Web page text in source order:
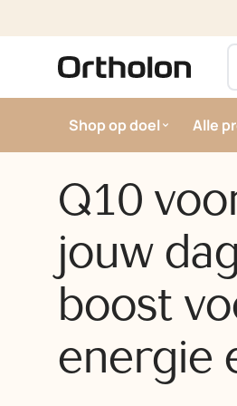
Shop op doel
Alle
Q10
jouw
boost
energie